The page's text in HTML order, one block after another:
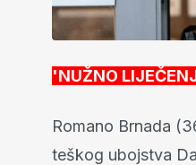
'NUŽNO
Romano Brnada
teškog ubojstva